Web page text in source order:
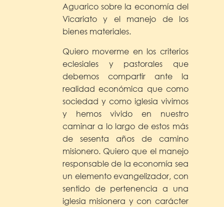
Aguarico sobre la economía del
Vicariato y el manejo de los
bienes materiales.
Quiero moverme en los criterios
eclesiales y pastorales que
debemos compartir ante la
realidad económica que como
sociedad y como iglesia vivimos
y hemos vivido en nuestro
caminar a lo largo de estos más
de sesenta años de camino
misionero. Quiero que el manejo
responsable de la economía sea
un elemento evangelizador, con
sentido de pertenencia a una
iglesia misionera y con carácter